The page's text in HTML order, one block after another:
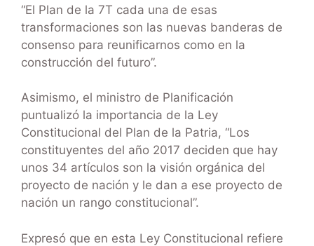
“El Plan de la 7T cada una de esas
transformaciones son las nuevas banderas de
consenso para reunificarnos como en la
construcción del futuro”.
Asimismo, el ministro de Planificación
puntualizó la importancia de la Ley
Constitucional del Plan de la Patria, “Los
constituyentes del año 2017 deciden que hay
unos 34 artículos son la visión orgánica del
proyecto de nación y le dan a ese proyecto de
nación un rango constitucional”.
Expresó que en esta Ley Constitucional refiere